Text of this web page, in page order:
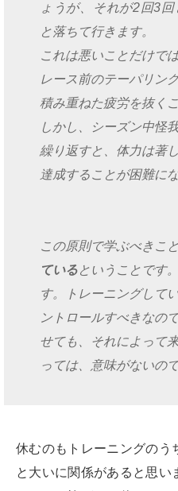
ょうが、それが2回3
と落ちて行きます。
これは悪いことだけで
レース前のテーパリン
積み重ねた疲労を抜く
しかし、シーズン中怪
繰り返すと、体力は著
達成することが困難に
この原則で学ぶべきこと
ているということです
す。トレーニングして
ントロールすべきなの
せても、それによって
っては、意味がないので
休むのもトレーニングのう
と大いに関係があると思い